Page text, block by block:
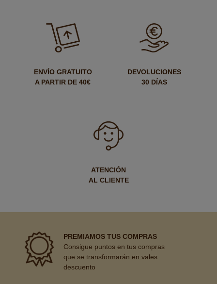
ENVÍO GRATUITO
A PARTIR DE 40€
DEVOLUCIONES
30 DÍAS
ATENCIÓN
AL CLIENTE
PREMIAMOS TUS COMPRAS
Consigue puntos en tus compras
que se transformarán en vales
descuento